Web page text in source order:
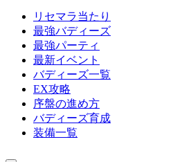
リセマラ当たり
最強バディーズ
最強パーティ
最新イベント
バディーズ一覧
EX攻略
序盤の進め方
バディーズ育成
装備一覧